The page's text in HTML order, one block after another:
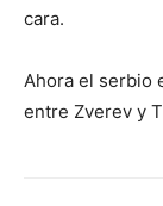
cara.
Ahora el serbio
entre Zverev y